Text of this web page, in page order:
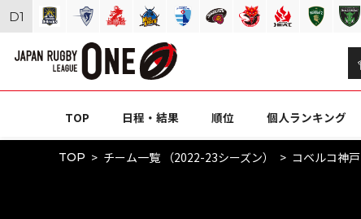
TOP 日程・結果 順位 個人ランキング
TOP チーム一覧 （2022-23シーズン） コベルコ神
D1